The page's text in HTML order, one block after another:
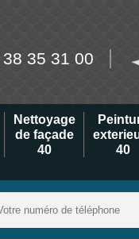
35 31 00
Nettoyage
de façade
40
40